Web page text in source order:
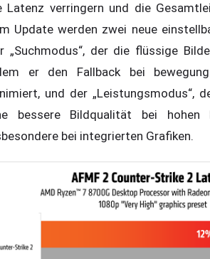
Latenz verringern und die
Update werden zwei neue
„Suchmodus“, der die flüssige
er den Fallback bei
und der „Leistungsmodus“,
bessere Bildqualität bei hohen
bei integrierten Grafiken.